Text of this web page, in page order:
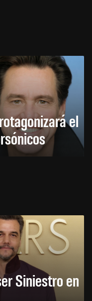
el
Siniestro en